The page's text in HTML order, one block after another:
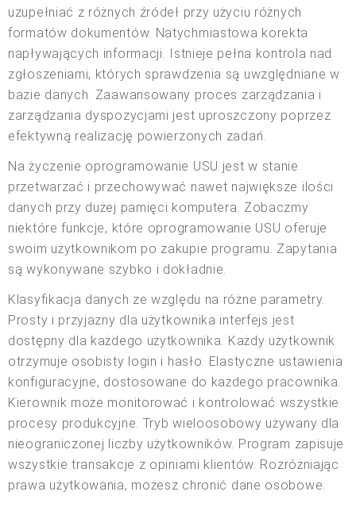
uzupełniać z różnych źródeł przy użyciu różnych
formatów dokumentów. Natychmiastowa korekta
napływających informacji. Istnieje pełna kontrola nad
zgłoszeniami, których sprawdzenia są uwzględniane w
bazie danych. Zaawansowany proces zarządzania i
zarządzania dyspozycjami jest uproszczony poprzez
efektywną realizację powierzonych zadań.
Na życzenie oprogramowanie USU jest w stanie
przetwarzać i przechowywać nawet największe ilości
danych przy dużej pamięci komputera. Zobaczmy
niektóre funkcje, które oprogramowanie USU oferuje
swoim użytkownikom po zakupie programu. Zapytania
są wykonywane szybko i dokładnie.
Klasyfikacja danych ze względu na różne parametry.
Prosty i przyjazny dla użytkownika interfejs jest
dostępny dla każdego użytkownika. Każdy użytkownik
otrzymuje osobisty login i hasło. Elastyczne ustawienia
konfiguracyjne, dostosowane do każdego pracownika.
Kierownik może monitorować i kontrolować wszystkie
procesy produkcyjne. Tryb wieloosobowy używany dla
nieograniczonej liczby użytkowników. Program zapisuje
wszystkie transakcje z opiniami klientów. Rozróżniając
prawa użytkowania, możesz chronić dane osobowe.